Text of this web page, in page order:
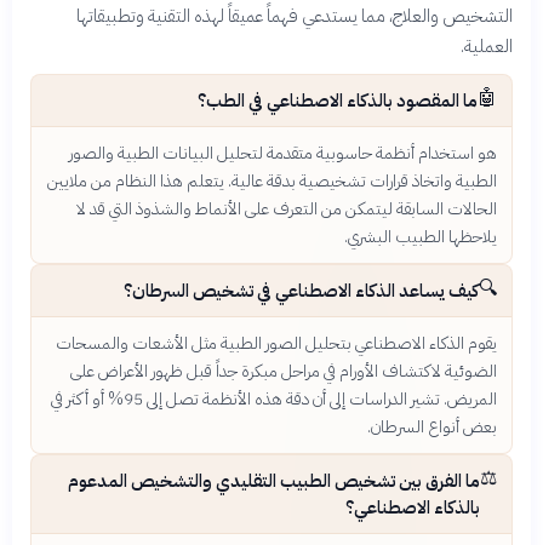
التشخيص والعلاج، مما يستدعي فهماً عميقاً لهذه التقنية وتطبيقاتها
العملية.
🤖ما المقصود بالذكاء الاصطناعي في الطب؟
هو استخدام أنظمة حاسوبية متقدمة لتحليل البيانات الطبية والصور
الطبية واتخاذ قرارات تشخيصية بدقة عالية. يتعلم هذا النظام من ملايين
الحالات السابقة ليتمكن من التعرف على الأنماط والشذوذ التي قد لا
يلاحظها الطبيب البشري.
🔍كيف يساعد الذكاء الاصطناعي في تشخيص السرطان؟
يقوم الذكاء الاصطناعي بتحليل الصور الطبية مثل الأشعات والمسحات
الضوئية لاكتشاف الأورام في مراحل مبكرة جداً قبل ظهور الأعراض على
المريض. تشير الدراسات إلى أن دقة هذه الأنظمة تصل إلى 95% أو أكثر في
بعض أنواع السرطان.
⚖️ما الفرق بين تشخيص الطبيب التقليدي والتشخيص المدعوم
بالذكاء الاصطناعي؟